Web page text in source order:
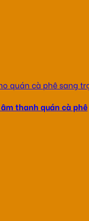
âm thanh quán cà phê